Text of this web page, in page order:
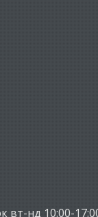
вт-нд 10:00-